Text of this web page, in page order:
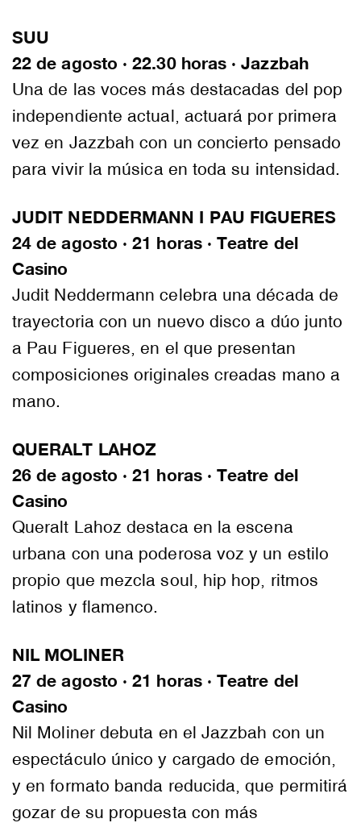
SUU
22 de agosto · 22.30 horas · Jazzbah
Una de las voces más destacadas del pop
independiente actual, actuará por primera
vez en Jazzbah con un concierto pensado
para vivir la música en toda su intensidad.
JUDIT NEDDERMANN I PAU FIGUERES
24 de agosto · 21 horas · Teatre del
Casino
Judit Neddermann celebra una década de
trayectoria con un nuevo disco a dúo junto
a Pau Figueres, en el que presentan
composiciones originales creadas mano a
mano.
QUERALT LAHOZ
26 de agosto · 21 horas · Teatre del
Casino
Queralt Lahoz destaca en la escena
urbana con una poderosa voz y un estilo
propio que mezcla soul, hip hop, ritmos
latinos y flamenco.
NIL MOLINER
27 de agosto · 21 horas · Teatre del
Casino
Nil Moliner debuta en el Jazzbah con un
espectáculo único y cargado de emoción,
y en formato banda reducida, que permitirá
gozar de su propuesta con más